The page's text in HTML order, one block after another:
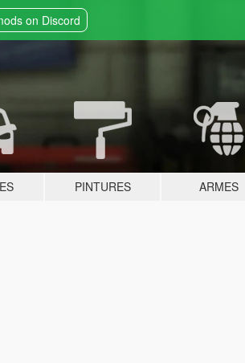
on Discord
PINTURES ARMES